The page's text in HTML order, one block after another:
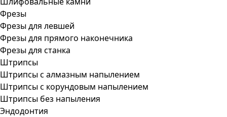
Фрезы
Фрезы для левшей
Фрезы для прямого наконечника
Фрезы для станка
Штрипсы
Штрипсы c алмазным напылением
Штрипсы c корундовым напылением
Штрипсы без напыления
Эндодонтия